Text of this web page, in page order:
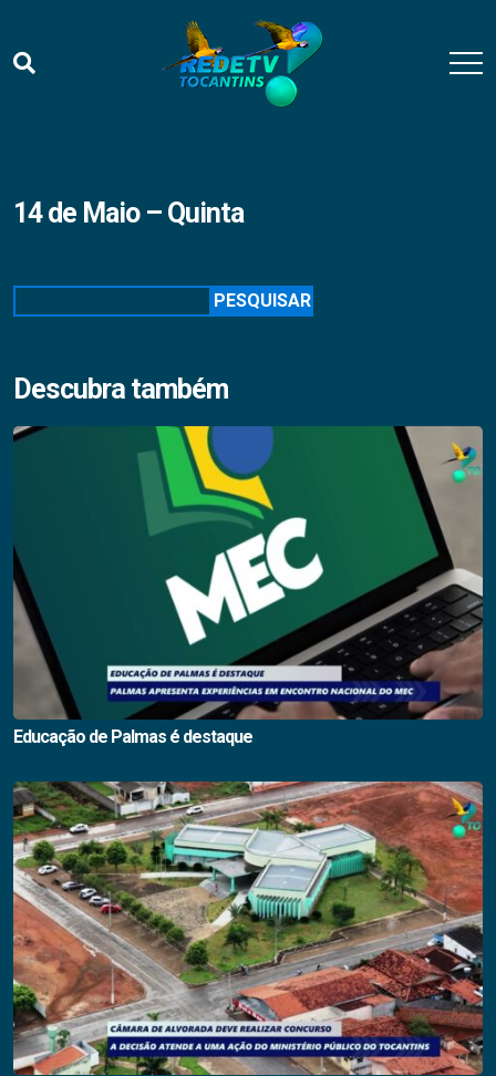
14 de Maio – Quinta
PESQUISAR
Descubra também
Educação de Palmas é destaque